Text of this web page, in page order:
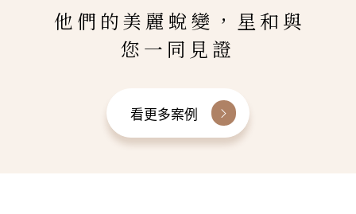
他們的美麗蛻變，星和與
您一同見證
看更多案例